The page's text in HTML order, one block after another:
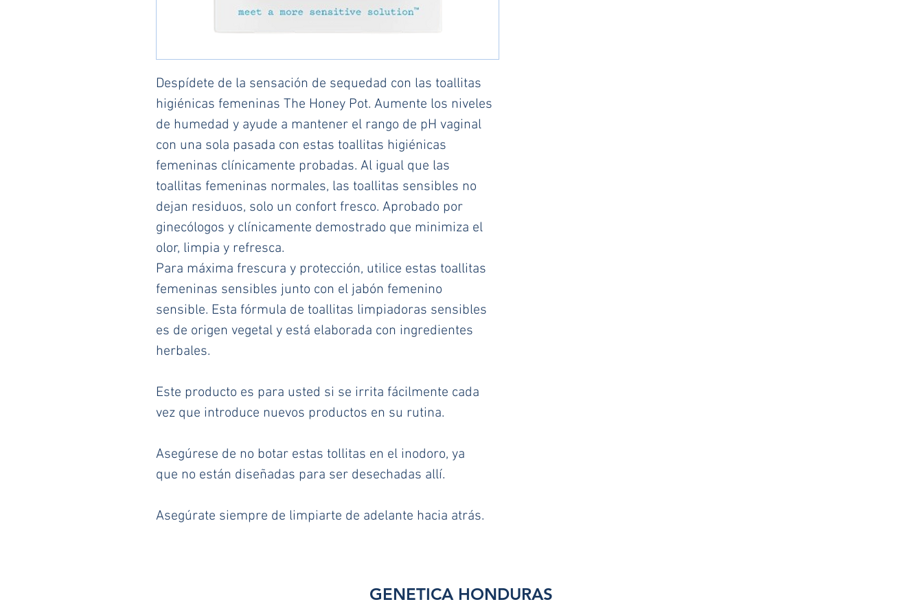
Despídete de la sensación de sequedad con las toallitas
higiénicas femeninas The Honey Pot. Aumente los niveles
de humedad y ayude a mantener el rango de pH vaginal
con una sola pasada con estas toallitas higiénicas
femeninas clínicamente probadas. Al igual que las
toallitas femeninas normales, las toallitas sensibles no
dejan residuos, solo un confort fresco. Aprobado por
ginecólogos y clínicamente demostrado que minimiza el
olor, limpia y refresca.
Para máxima frescura y protección, utilice estas toallitas
femeninas sensibles junto con el jabón femenino
sensible. Esta fórmula de toallitas limpiadoras sensibles
es de origen vegetal y está elaborada con ingredientes
herbales.
Este producto es para usted si se irrita fácilmente cada
vez que introduce nuevos productos en su rutina.
Asegúrese de no botar estas tollitas en el inodoro, ya
que no están diseñadas para ser desechadas allí.
Asegúrate siempre de limpiarte de adelante hacia atrás.
GENETICA HONDURAS